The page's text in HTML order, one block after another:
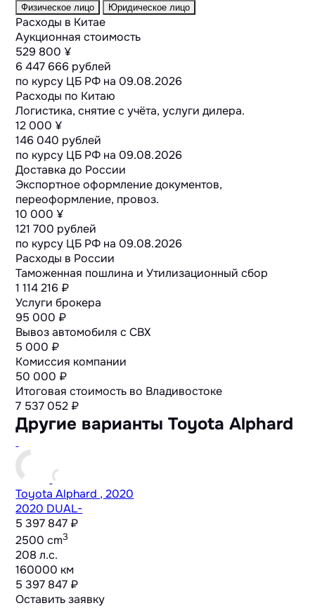
Физическое лицо Юридическое лицо
Расходы в Китае
Аукционная стоимость
529 800 ¥
6 447 666 рублей
по курсу ЦБ РФ на 09.08.2026
Расходы по Китаю
Логистика, снятие с учёта, услуги дилера.
12 000 ¥
146 040 рублей
по курсу ЦБ РФ на 09.08.2026
Доставка до России
Экспортное оформление документов,
переоформление, провоз.
10 000 ¥
121 700 рублей
по курсу ЦБ РФ на 09.08.2026
Расходы в России
Таможенная пошлина и Утилизационный сбор
1 114 216 ₽
Услуги брокера
95 000 ₽
Вывоз автомобиля с СВХ
5 000 ₽
Комиссия компании
50 000 ₽
Итоговая стоимость во Владивостоке
7 537 052 ₽
Другие варианты Toyota Alphard
Toyota Alphard , 2020
2020 DUAL-
5 397 847 ₽
2500 cm3
208 л.с.
160000 км
5 397 847 ₽
Оставить заявку